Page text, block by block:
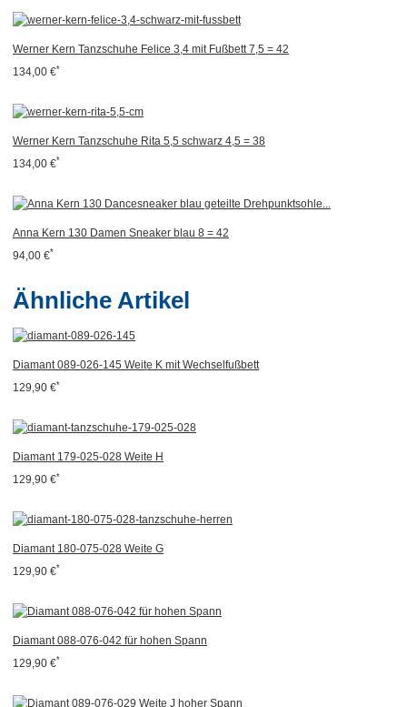
Werner Kern Tanzschuhe Felice 3,4 mit Fußbett 7,5 = 42
134,00 €*
Werner Kern Tanzschuhe Rita 5,5 schwarz 4,5 = 38
134,00 €*
Anna Kern 130 Damen Sneaker blau 8 = 42
94,00 €*
Ähnliche Artikel
Diamant 089-026-145 Weite K mit Wechselfußbett
129,90 €*
Diamant 179-025-028 Weite H
129,90 €*
Diamant 180-075-028 Weite G
129,90 €*
Diamant 088-076-042 für hohen Spann
129,90 €*